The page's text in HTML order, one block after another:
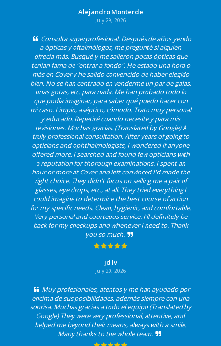
Alejandro Monterde
July 29, 2026
Consulta superprofesional. Después de años yendo
a ópticas y oftalmólogos, me pregunté si alguien
ofrecía más. Busqué y me salieron pocas ópticas que
tenían fama de "entrar a fondo". He estado una hora o
más en Cover y he salido convencido de haber elegido
bien. No se han centrado en venderme un par de gafas,
unas gotas, etc. para nada. Me han probado todo lo
que podía imaginar, para saber qué puedo hacer con
mi caso. Limpio, aséptico, cómodo. Trato muy personal
y educado. Repetiré cuando necesite y para mis
revisiones. Muchas gracias. (Translated by Google) A
truly professional consultation. After years of going to
opticians and ophthalmologists, I wondered if anyone
offered more. I searched and found few opticians with
a reputation for thorough examinations. I spent an
hour or more at Cover and left convinced I'd made the
right choice. They didn't focus on selling me a pair of
glasses, eye drops, etc., at all. They tried everything I
could imagine to determine the best course of action
for my specific needs. Clean, hygienic, and comfortable.
Very personal and courteous service. I'll definitely be
back for my checkups and whenever I need to. Thank
you so much.
jd lv
July 20, 2026
Muy profesionales, atentos y me han ayudado por
encima de sus posibilidades, además siempre con una
sonrisa. Muchas gracias a todo el equipo (Translated by
Google) They were very professional, attentive, and
helped me beyond their means, always with a smile.
Many thanks to the whole team.